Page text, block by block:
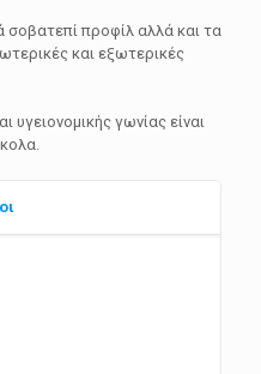
σοβατεπί προφίλ αλλά και τα
και εξωτερικές
υγειονομικής γωνίας είναι